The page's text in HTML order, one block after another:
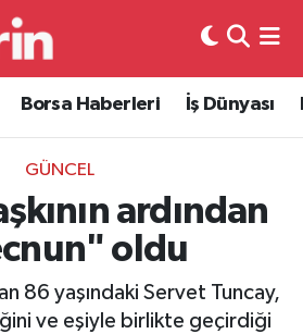
Borsa Haberleri İş Dünyası
GÜNCEL
ardından
oldu
86 yaşındaki Servet Tuncay,
ve eşiyle birlikte geçirdiği
Durumu ve Fikstür